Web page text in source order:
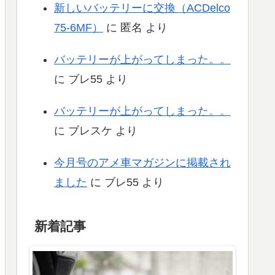
新しいバッテリーに交換（ACDelco
75-6MF）
に 匿名 より
バッテリーが上がってしまった。。
に ブレ55 より
バッテリーが上がってしまった。。
に ブレスケ より
今月号のアメ車マガジンに掲載され
ました に ブレ55 より
新着記事